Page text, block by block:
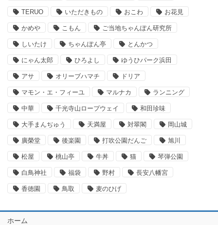
TERUO いただきもの おこわ お花見
かめや こもん ご当地ちゃんぽん研究所
しいたけ ちゃんぽん亭 とんかつ
にゃん太郎 ひろよし ゆうひパーク浜田
アサ オリーブハマチ ドリア
マモン・エ・フィーユ マルナカ ランニング
中華 千光寺山ロープウェイ 和田珍味
大手まんぢゅう 天満屋 対翠閣 岡山城
廣榮堂 後楽園 打吹公園だんご 旭川
松屋 桃山亭 牛丼 猫 琴弾公園
白鳥神社 福袋 野村 長安八幡宮
香徳園 鳥取 麦のひげ
ホーム